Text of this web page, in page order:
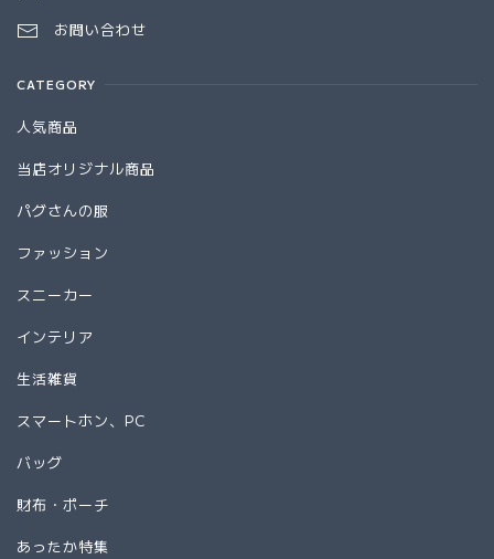
お問い合わせ
CATEGORY
人気商品
当店オリジナル商品
パグさんの服
ファッション
スニーカー
インテリア
生活雑貨
スマートホン、PC
バッグ
財布・ポーチ
あったか特集